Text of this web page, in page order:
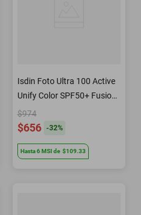
Isdin Foto Ultra 100 Active
Unify Color SPF50+ Fusion
Fluid 50 ml
$974
$656 -32%
Hasta6MSIde $109.33